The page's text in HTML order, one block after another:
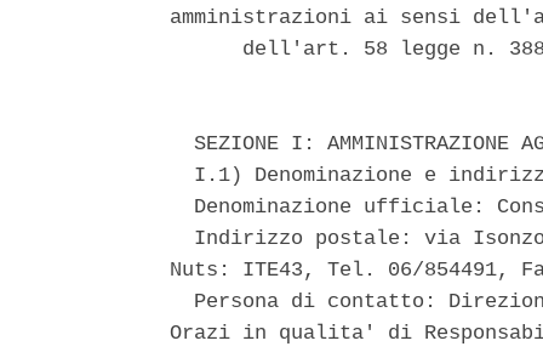
amministrazioni ai sensi
dell'art. 58 legge n.
SEZIONE I: AMMINISTRAZIONE
I.1) Denominazione e
Denominazione ufficiale:
Indirizzo postale: via
Nuts: ITE43, Tel. 06/854491,
Persona di contatto:
Orazi in qualita' di